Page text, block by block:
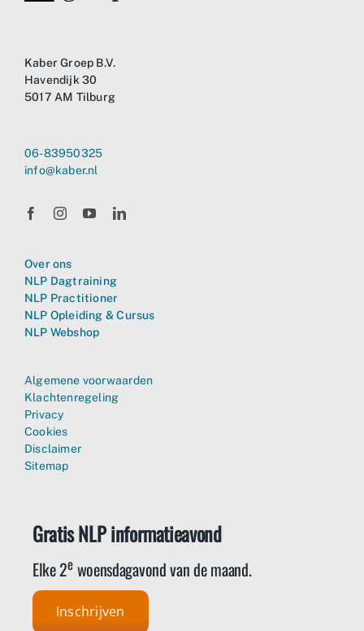
Kaber Groep B.V.
Havendijk 30
5017 AM Tilburg
06-83950325
info@kaber.nl
Over ons
NLP Dagtraining
NLP Practitioner
NLP Opleiding & Cursus
NLP Webshop
Algemene voorwaarden
Klachtenregeling
Privacy
Cookies
Disclaimer
Sitemap
Gratis NLP informatieavond
Elke 2ewoensdagavond van de maand.
Inschrijven